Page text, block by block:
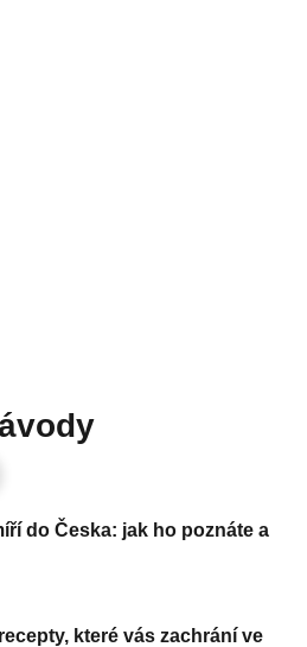
do Česka: jak ho poznáte a
které vás zachrání ve